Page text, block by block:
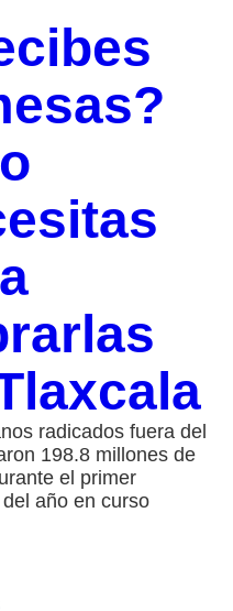
radicados fuera del
198.8 millones de
el primer
año en curso